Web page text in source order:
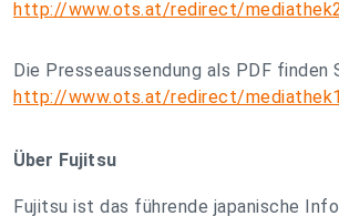
http://www.ots.at/redirect/
Die Presseaussendung als PDF finden
http://www.ots.at/redirect/mediathek1
Über Fujitsu
Fujitsu ist das führende japanische